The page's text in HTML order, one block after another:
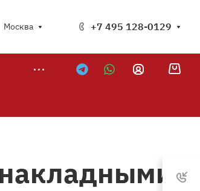
Москва +7 495 128-0129